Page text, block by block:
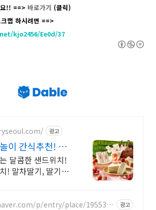
!! ==> 바로가기 (클릭)
랩 하시려면 ==>
kjo2456/Ee0d/37
광고
이 간식추천! 신
쿠폰팩 증정
달콤한 샌드위치!
! 말차딸기, 딸기블
p/entry/place/1955327
광고